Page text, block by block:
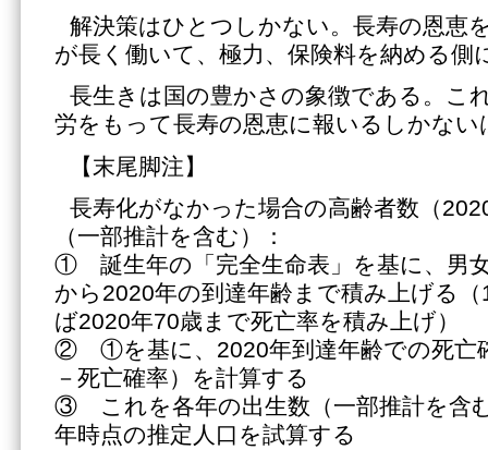
解決策はひとつしかない。長寿の恩恵
が長く働いて、極力、保険料を納める側
長生きは国の豊かさの象徴である。こ
労をもって長寿の恩恵に報いるしかない
【末尾脚注】
長寿化がなかった場合の高齢者数（
（一部推計を含む）：
① 誕生年の「完全生命表」を基に、男
から2020年の到達年齢まで積み上げる
ば2020年70歳まで死亡率を積み上げ）
② ①を基に、2020年到達年齢での死亡
－死亡確率）を計算する
③ これを各年の出生数（一部推計を含
年時点の推定人口を試算する